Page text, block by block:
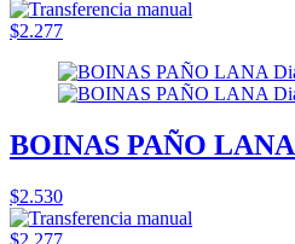
$2.277
BOINAS PAÑO
$2.530